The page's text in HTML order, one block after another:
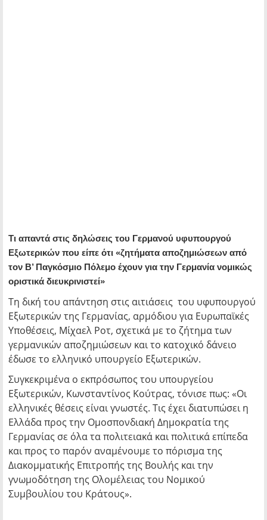
Τι απαντά στις δηλώσεις του Γερμανού υφυπουργού
Εξωτερικών που είπε ότι «ζητήματα αποζημιώσεων από
τον Β’ Παγκόσμιο Πόλεμο έχουν για την Γερμανία νομικώς
οριστικά διευκρινιστεί»
Τη δική του απάντηση στις αιτιάσεις του υφυπουργού
Εξωτερικών της Γερμανίας, αρμόδιου για Ευρωπαϊκές
Υποθέσεις, Μίχαελ Ροτ, σχετικά με το ζήτημα των
γερμανικών αποζημιώσεων και το κατοχικό δάνειο
έδωσε το ελληνικό υπουργείο Εξωτερικών.
Συγκεκριμένα ο εκπρόσωπος του υπουργείου
Εξωτερικών, Κωνσταντίνος Κούτρας, τόνισε πως: «Οι
ελληνικές θέσεις είναι γνωστές. Τις έχει διατυπώσει η
Ελλάδα προς την Ομοσπονδιακή Δημοκρατία της
Γερμανίας σε όλα τα πολιτειακά και πολιτικά επίπεδα
και προς το παρόν αναμένουμε το πόρισμα της
Διακομματικής Επιτροπής της Βουλής και την
γνωμοδότηση της Ολομέλειας του Νομικού
Συμβουλίου του Κράτους».